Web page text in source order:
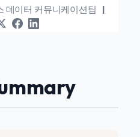
데이터 커뮤니케이션팀
|